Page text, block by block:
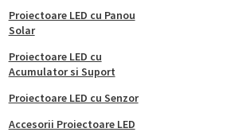
Proiectoare LED cu Panou
Solar
Proiectoare LED cu
Acumulator si Suport
Proiectoare LED cu Senzor
Accesorii Proiectoare LED